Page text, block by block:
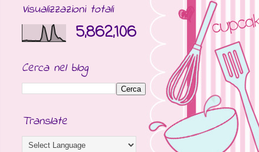
Visualizzazioni totali
5,862,106
Cerca nel blog
Translate